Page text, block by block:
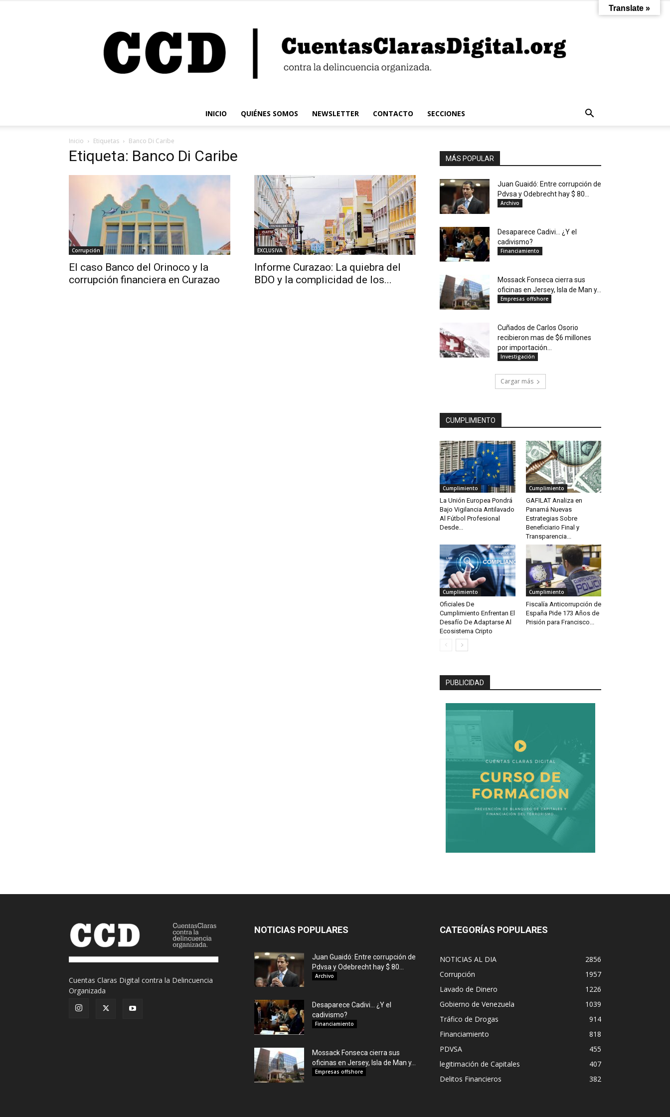
Claras
Digital
INICIO QUIÉNES SOMOS NEWSLETTER CONTACTO SECCIONES
Inicio Etiquetas Banco Di Caribe
Etiqueta: Banco Di Caribe
Corrupción
El caso Banco del Orinoco y la
corrupción financiera en Curazao
EXCLUSIVA
Informe Curazao: La quiebra del
BDO y la complicidad de los...
MÁS POPULAR
Juan Guaidó: Entre corrupción de
Pdvsa y Odebrecht hay $ 80...
Archivo
Desaparece Cadivi… ¿Y el
cadivismo?
Financiamiento
Mossack Fonseca cierra sus
oficinas en Jersey, Isla de Man y...
Empresas offshore
Cuñados de Carlos Osorio
recibieron mas de $6 millones
por importación...
Investigación
Cargar más
CUMPLIMIENTO
Cumplimiento
La Unión Europea Pondrá
Bajo Vigilancia Antilavado
Al Fútbol Profesional
Desde...
Cumplimiento
GAFILAT Analiza en
Panamá Nuevas
Estrategias Sobre
Beneficiario Final y
Transparencia...
Cumplimiento
Oficiales De
Cumplimiento Enfrentan El
Desafío De Adaptarse Al
Ecosistema Cripto
Cumplimiento
Fiscalía Anticorrupción de
España Pide 173 Años de
Prisión para Francisco...
PUBLICIDAD
Cuentas Claras Digital contra la Delincuencia
Organizada
NOTICIAS POPULARES
Juan Guaidó: Entre corrupción de
Pdvsa y Odebrecht hay $ 80...
Archivo
Desaparece Cadivi… ¿Y el
cadivismo?
Financiamiento
Mossack Fonseca cierra sus
oficinas en Jersey, Isla de Man y...
Empresas offshore
CATEGORÍAS POPULARES
NOTICIAS AL DIA
2856
Corrupción
1957
Lavado de Dinero
1226
Gobierno de Venezuela
1039
Tráfico de Drogas
914
Financiamiento
818
PDVSA
455
legitimación de Capitales
407
Delitos Financieros
382
Translate »